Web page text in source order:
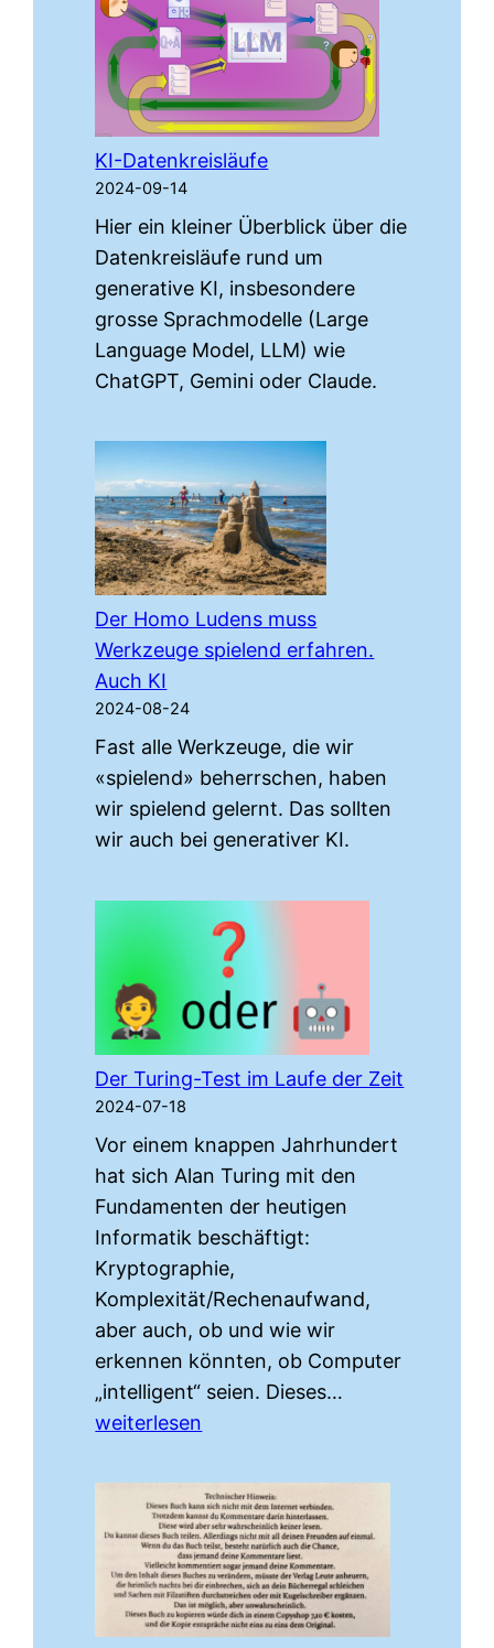
Facebook-
KI
KI-Datenkreisläufe
2024-09-14
Hier ein kleiner Überblick über die
Datenkreisläufe rund um
generative KI, insbesondere
grosse Sprachmodelle (Large
Language Model, LLM) wie
ChatGPT, Gemini oder Claude.
Der Homo Ludens muss
Werkzeuge spielend erfahren.
Auch KI
2024-08-24
Fast alle Werkzeuge, die wir
«spielend» beherrschen, haben
wir spielend gelernt. Das sollten
wir auch bei generativer KI.
Der Turing-Test im Laufe der Zeit
2024-07-18
Vor einem knappen Jahrhundert
hat sich Alan Turing mit den
Fundamenten der heutigen
Informatik beschäftigt:
Kryptographie,
Komplexität/Rechenaufwand,
aber auch, ob und wie wir
erkennen könnten, ob Computer
„intelligent“ seien. Dieses…
im
der
Zeit
weiterlesen